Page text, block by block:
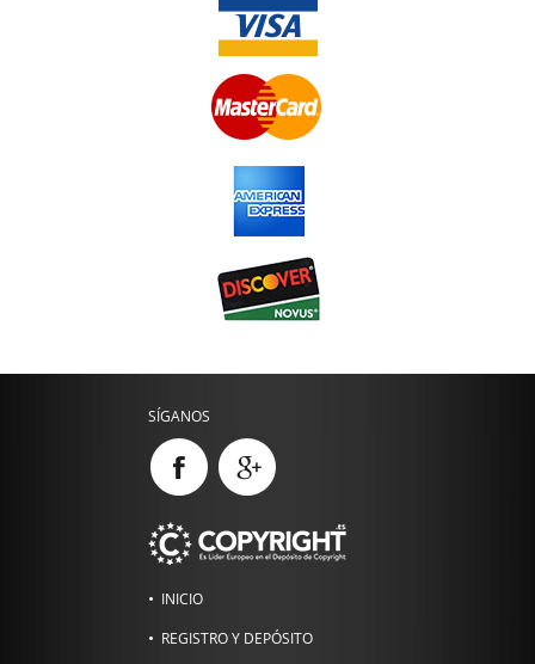
SÍGANOS
INICIO
REGISTRO Y DEPÓSITO